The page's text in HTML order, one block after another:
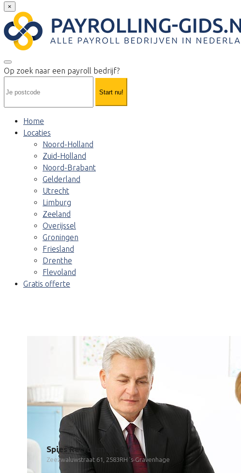
×
Op zoek naar een payroll bedrijf?
Start nu!
Home
Locaties
Noord-Holland
Zuid-Holland
Noord-Brabant
Gelderland
Utrecht
Limburg
Zeeland
Overijssel
Groningen
Friesland
Drenthe
Flevoland
Gratis offerte
Spies Recruitment BV
Zeezwaluwstraat 61, 2583RH 's-Gravenhage